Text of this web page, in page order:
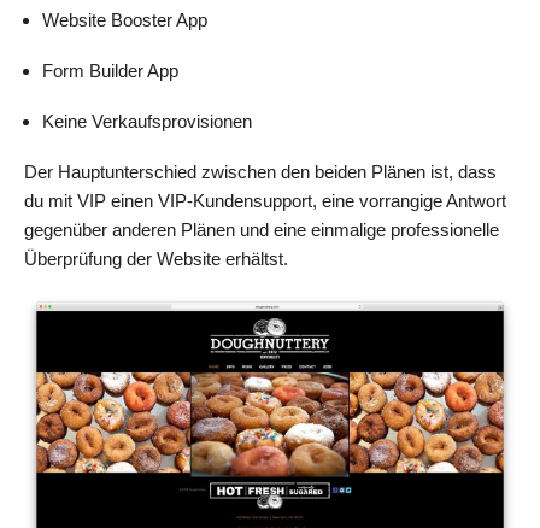
Website Booster App
Form Builder App
Keine Verkaufsprovisionen
Der Hauptunterschied zwischen den beiden Plänen ist, dass
du mit VIP einen VIP-Kundensupport, eine vorrangige Antwort
gegenüber anderen Plänen und eine einmalige professionelle
Überprüfung der Website erhältst.